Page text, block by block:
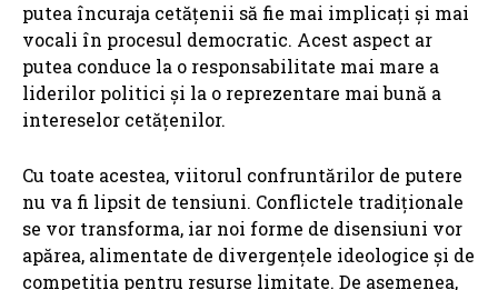
putea încuraja cetățenii să fie mai implicați și mai
vocali în procesul democratic. Acest aspect ar
putea conduce la o responsabilitate mai mare a
liderilor politici și la o reprezentare mai bună a
intereselor cetățenilor.
Cu toate acestea, viitorul confruntărilor de putere
nu va fi lipsit de tensiuni. Conflictele tradiționale
se vor transforma, iar noi forme de disensiuni vor
apărea, alimentate de divergențele ideologice și de
competiția pentru resurse limitate. De asemenea,